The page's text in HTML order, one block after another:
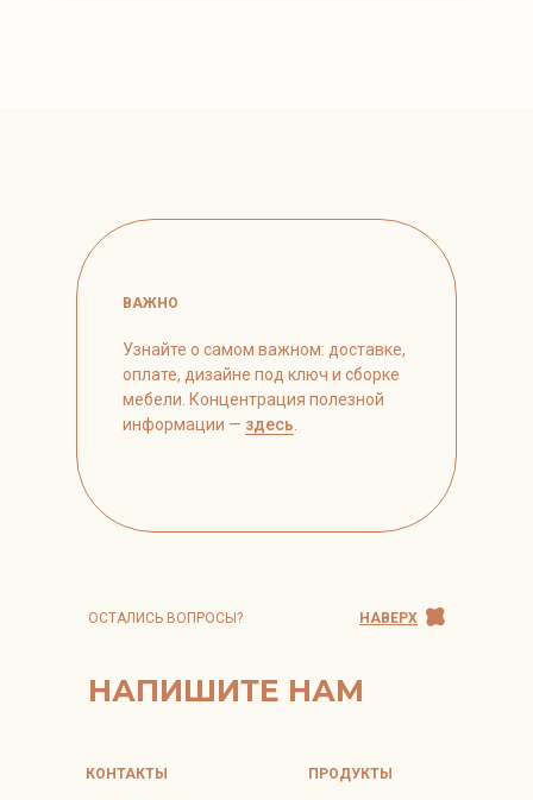
НАПИШИТЕ НАМ
ОСТАЛИСЬ ВОПРОСЫ? НАВЕРХ
ПРОДУКТЫ
ВАЖНО
КОНТАКТЫ
Узнайте о самом важном: доставке,
оплате, дизайне под ключ и сборке
мебели. Концентрация полезной
информации — здесь